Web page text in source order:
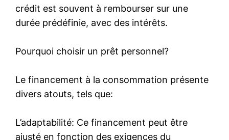
crédit est souvent à rembourser sur une
durée prédéfinie, avec des intérêts.
Pourquoi choisir un prêt personnel?
Le financement à la consommation présente
divers atouts, tels que:
L’adaptabilité: Ce financement peut être
ajusté en fonction des exigences du